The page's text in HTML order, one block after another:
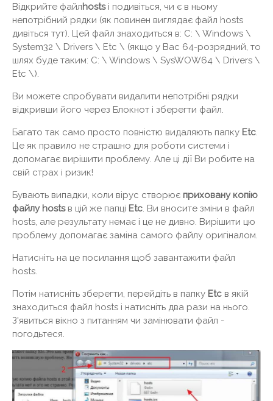
Відкрийте файлhostsі подивіться, чи є в ньому
непотрібний рядки (як повинен виглядає файл hosts
дивіться тут). Цей файл знаходиться в: C: \ Windows \
System32 \ Drivers \ Etc \ (якщо у Вас 64-розрядний, то
шлях буде таким: C: \ Windows \ SysWOW64 \ Drivers \
Etc \).
Ви можете спробувати видалити непотрібні рядки
відкривши його через Блокнот і зберегти файл.
Багато так само просто повністю видаляють папку Etc.
Це як правило не страшно для роботи системи і
допомагає вирішити проблему. Але ці дії Ви робите на
свій страх і ризик!
Бувають випадки, коли вірус створює приховану копію
файлу hostsв цій же папці Etc. Ви вносите зміни в файл
hosts, але результату немає і це не дивно. Вирішити цю
проблему допомагає заміна самого файлу оригіналом.
Натисніть на це посилання щоб завантажити файл
hosts.
Потім натисніть зберегти, перейдіть в папку Etc в якій
знаходиться файл hosts і натисніть два рази на нього.
З'явиться вікно з питанням чи замінювати файл -
погодьтеся.